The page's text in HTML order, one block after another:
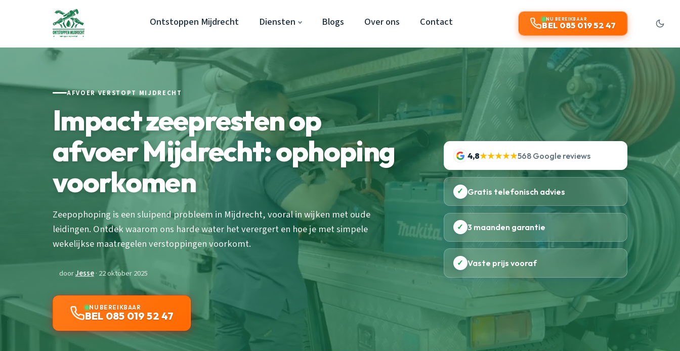
Ontstoppen Mijdrecht Diensten Blogs Over ons Contact NU BEREIKBAAR
BEL 085 019 52 47
AFVOER VERSTOPT MIJDRECHT
Impact zeepresten op
afvoer Mijdrecht: ophoping
voorkomen
Zeepophoping is een sluipend probleem in Mijdrecht, vooral in wijken met oude
leidingen. Ontdek waarom ons harde water het verergert en hoe je met simpele
wekelijkse maatregelen verstoppingen voorkomt.
doorJesse· 22 oktober 2025
NU BEREIKBAAR
BEL 085 019 52 47
4,8★★★★★568 Google reviews
✓ Gratis telefonisch advies
✓ 3 maanden garantie
✓ Vaste prijs vooraf